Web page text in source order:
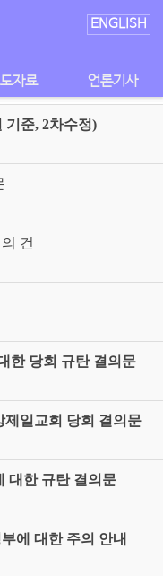
ENGLISH
자료 언론기사
기준, 2차수정)
건
한 당회 규탄 결의문
제일교회 당회 결의문
대한 규탄 결의문
에 대한 주의 안내